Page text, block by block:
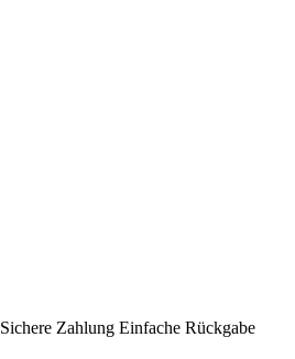
Sichere Zahlung Einfache Rückgabe